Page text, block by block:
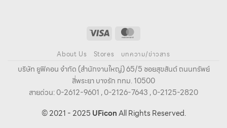
About Us Stores บทความ/ข่าวสาร
บริษัท ยูฟิคอน จํากัด (สํานักงานใหญ่) 65/5 ซอยสุขสันต์ ถนนทรัพย์
สี่พระยา บางรัก กทม. 10500
สายด่วน: 0-2612-9601 , 0-2126-7643 , 0-2125-2820
© 2021 - 2025 UFiconAll Rights Reserved.